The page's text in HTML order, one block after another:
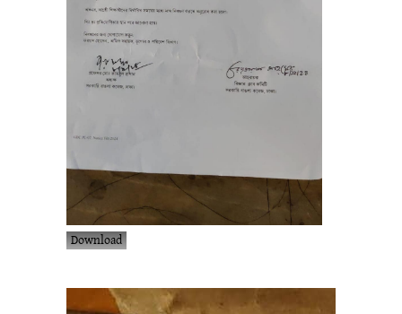
Download